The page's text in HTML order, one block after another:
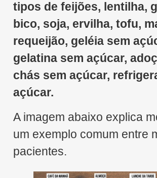
tipos de feijões, lentilha,
bico, soja, ervilha, tofu,
requeijão, geléia sem
gelatina sem açúcar,
chás sem açúcar,
açúcar.
A imagem abaixo explica
um exemplo comum entre
pacientes.